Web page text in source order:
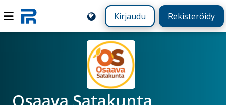
Kirjaudu Rekisteröidy